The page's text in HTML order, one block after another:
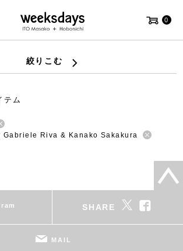
0
絞りこむ
テム
Gabriele Riva & Kanako Sakakura
SHARE
MAIL